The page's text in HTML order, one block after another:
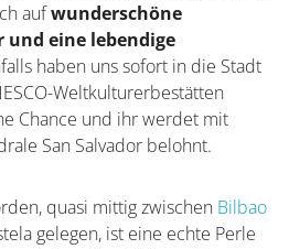
aufwunderschöne
und eine lebendige
haben uns sofort in die Stadt
Weltkulturerbestätten
Chance und ihr werdet mit
San Salvador belohnt.
quasi mittig zwischen Bilbao
gelegen, ist eine echte Perle